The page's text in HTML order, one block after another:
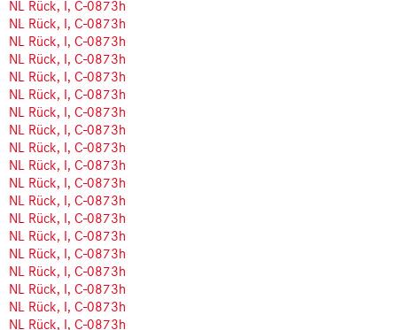
NL Rück, I, C-0873h
NL Rück, I, C-0873h
NL Rück, I, C-0873h
NL Rück, I, C-0873h
NL Rück, I, C-0873h
NL Rück, I, C-0873h
NL Rück, I, C-0873h
NL Rück, I, C-0873h
NL Rück, I, C-0873h
NL Rück, I, C-0873h
NL Rück, I, C-0873h
NL Rück, I, C-0873h
NL Rück, I, C-0873h
NL Rück, I, C-0873h
NL Rück, I, C-0873h
NL Rück, I, C-0873h
NL Rück, I, C-0873h
NL Rück, I, C-0873h
NL Rück, I, C-0873h